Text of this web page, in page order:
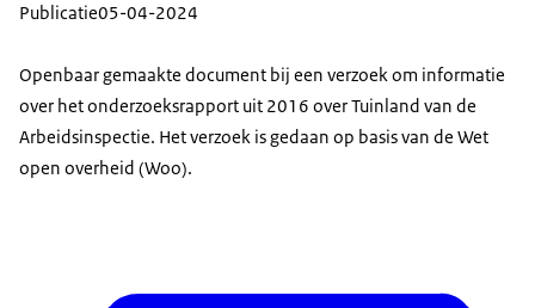
Publicatie05-04-2024
Openbaar gemaakte document bij een verzoek om informatie
over het onderzoeksrapport uit 2016 over Tuinland van de
Arbeidsinspectie. Het verzoek is gedaan op basis van de Wet
open overheid (Woo).